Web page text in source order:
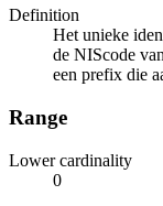
Definition
Het unieke
de NIScode
een prefix die
Range
Lower cardinality
0